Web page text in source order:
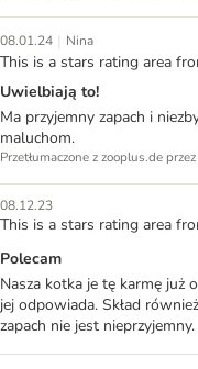
08.01.24 | Nina
This is a stars rating area
Uwielbiają to!
Ma przyjemny zapach i
maluchom.
Przetłumaczone z zooplus.de
08.12.23
This is a stars rating area
Polecam
Nasza kotka je tę karmę już
jej odpowiada. Skład
zapach nie jest nieprzyjemny.